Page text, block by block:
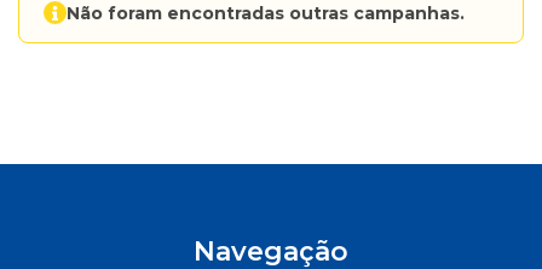
Não foram encontradas outras campanhas.
Navegação